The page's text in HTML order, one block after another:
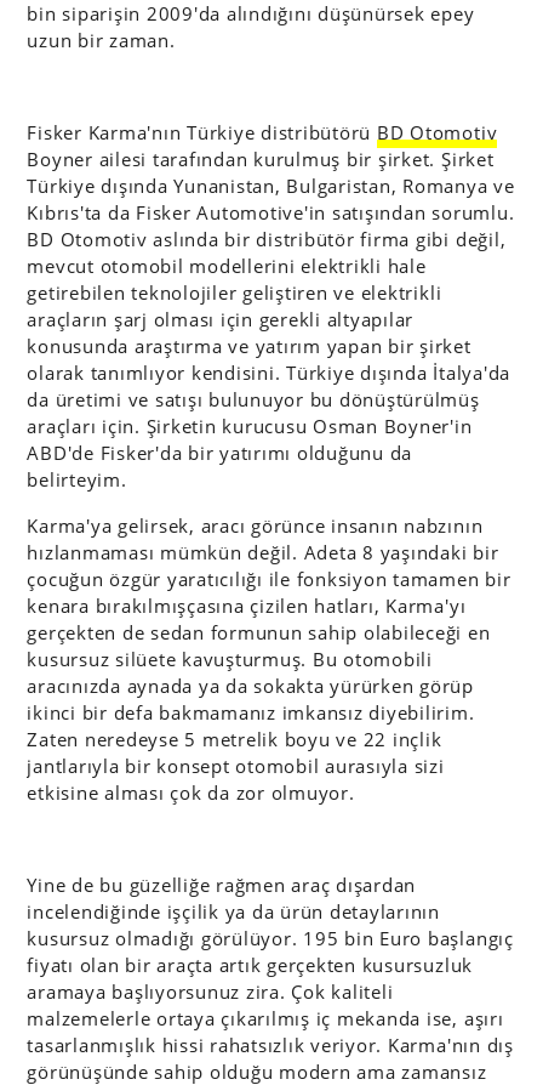
bin siparişin 2009'da alındığını düşünürsek epey
uzun bir zaman.
Fisker Karma'nın Türkiye distribütörü BD Otomotiv
Boyner ailesi tarafından kurulmuş bir şirket. Şirket
Türkiye dışında Yunanistan, Bulgaristan, Romanya ve
Kıbrıs'ta da Fisker Automotive'in satışından sorumlu.
BD Otomotiv aslında bir distribütör firma gibi değil,
mevcut otomobil modellerini elektrikli hale
getirebilen teknolojiler geliştiren ve elektrikli
araçların şarj olması için gerekli altyapılar
konusunda araştırma ve yatırım yapan bir şirket
olarak tanımlıyor kendisini. Türkiye dışında İtalya'da
da üretimi ve satışı bulunuyor bu dönüştürülmüş
araçları için. Şirketin kurucusu Osman Boyner'in
ABD'de Fisker'da bir yatırımı olduğunu da
belirteyim.
Karma'ya gelirsek, aracı görünce insanın nabzının
hızlanmaması mümkün değil. Adeta 8 yaşındaki bir
çocuğun özgür yaratıcılığı ile fonksiyon tamamen bir
kenara bırakılmışçasına çizilen hatları, Karma'yı
gerçekten de sedan formunun sahip olabileceği en
kusursuz silüete kavuşturmuş. Bu otomobili
aracınızda aynada ya da sokakta yürürken görüp
ikinci bir defa bakmamanız imkansız diyebilirim.
Zaten neredeyse 5 metrelik boyu ve 22 inçlik
jantlarıyla bir konsept otomobil aurasıyla sizi
etkisine alması çok da zor olmuyor.
Yine de bu güzelliğe rağmen araç dışardan
incelendiğinde işçilik ya da ürün detaylarının
kusursuz olmadığı görülüyor. 195 bin Euro başlangıç
fiyatı olan bir araçta artık gerçekten kusursuzluk
aramaya başlıyorsunuz zira. Çok kaliteli
malzemelerle ortaya çıkarılmış iç mekanda ise, aşırı
tasarlanmışlık hissi rahatsızlık veriyor. Karma'nın dış
görünüşünde sahip olduğu modern ama zamansız